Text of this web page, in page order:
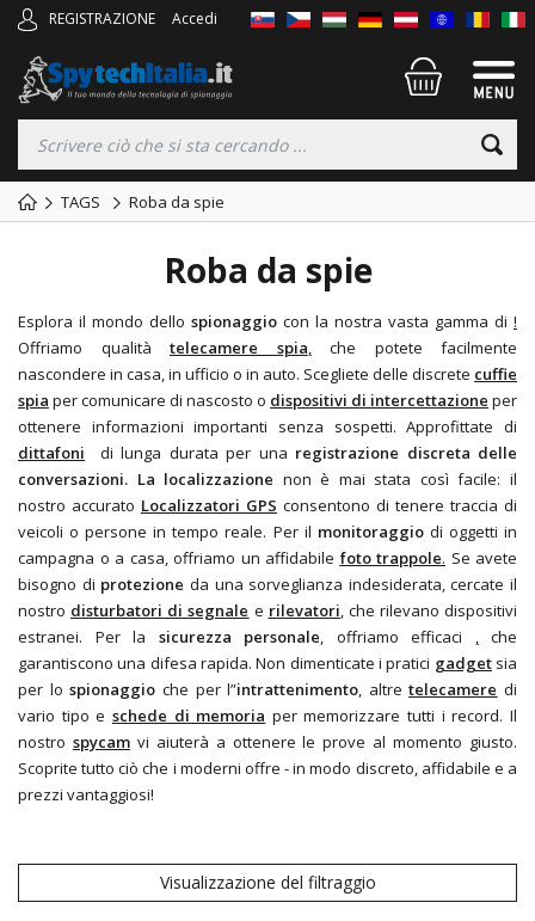
REGISTRAZIONE Accedi
TAGS Roba da spie
Roba da spie
Esplora il mondo dello spionaggio con la nostra vasta gamma di !
Offriamo qualità telecamere spia,che potete facilmente
nascondere in casa, in ufficio o in auto. Scegliete delle discrete cuffie
spia per comunicare di nascosto o dispositivi di intercettazione per
ottenere informazioni importanti senza sospetti. Approfittate di
dittafoni di lunga durata per una registrazione discreta delle
conversazioni. La localizzazione non è mai stata così facile: il
nostro accurato Localizzatori GPS consentono di tenere traccia di
veicoli o persone in tempo reale. Per il monitoraggiodi oggetti in
campagna o a casa, offriamo un affidabile foto trappole. Se avete
bisogno di protezione da una sorveglianza indesiderata, cercate il
nostro disturbatori di segnale e rilevatori,che rilevano dispositivi
estranei. Per la sicurezza personale, offriamo efficaci ,che
garantiscono una difesa rapida. Non dimenticate i pratici gadgetsia
per lospionaggio che per l”intrattenimento, altretelecamere di
vario tipo e schede di memoria per memorizzare tutti i record. Il
nostro spycamvi aiuterà a ottenere le prove al momento giusto.
Scoprite tutto ciò che i moderni offre - in modo discreto, affidabile e a
prezzi vantaggiosi!
Visualizzazione del filtraggio